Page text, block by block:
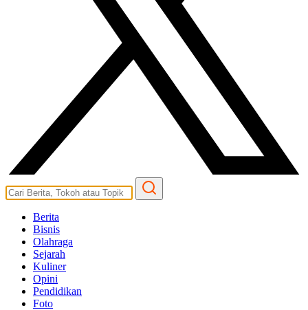
Berita
Bisnis
Olahraga
Sejarah
Kuliner
Opini
Pendidikan
Foto